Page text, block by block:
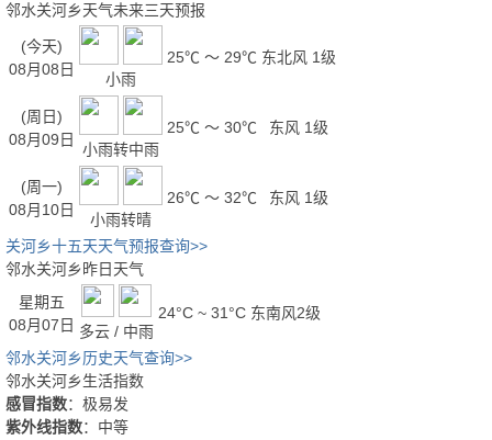
邻水关河乡天气未来三天预报
(今天)
08月08日
小雨
25℃ ～ 29℃ 东北风 1级
(周日)
08月09日
小雨转中雨
25℃ ～ 30℃ 东风 1级
(周一)
08月10日
小雨转晴
26℃ ～ 32℃ 东风 1级
关河乡十五天天气预报查询>>
邻水关河乡昨日天气
星期五
08月07日 多云 / 中雨
24°C ~ 31°C 东南风2级
邻水关河乡历史天气查询>>
邻水关河乡生活指数
感冒指数：极易发
紫外线指数：中等